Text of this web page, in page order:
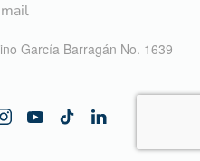
García Barragán No. 1639